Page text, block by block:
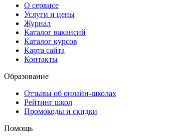
О сервисе
Услуги и цены
Журнал
Каталог вакансий
Каталог курсов
Карта сайта
Контакты
Образование
Отзывы об онлайн-школах
Рейтинг школ
Промокоды и скидки
Помощь